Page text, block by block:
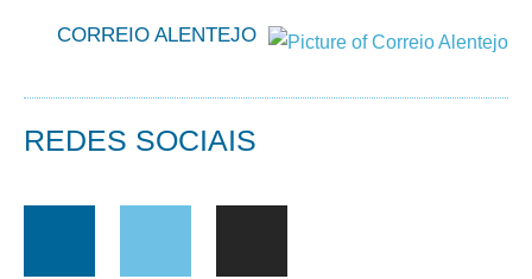
CORREIO ALENTEJO
REDES SOCIAIS